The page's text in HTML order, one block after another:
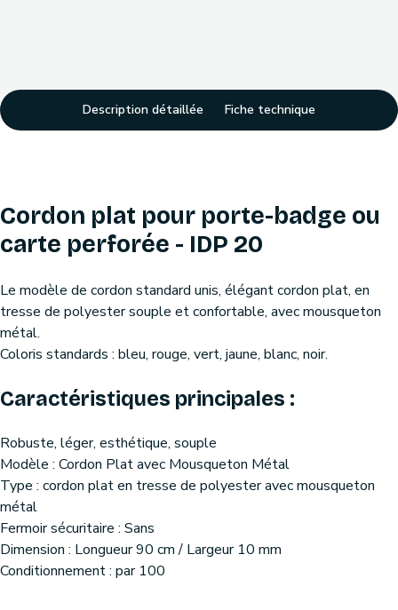
Description détaillée Fiche technique
Cordon plat pour porte-badge ou
carte perforée - IDP 20
Le modèle de cordon standard unis, élégant cordon plat, en
tresse de polyester souple et confortable, avec mousqueton
métal.
Coloris standards : bleu, rouge, vert, jaune, blanc, noir.
Caractéristiques principales :
Robuste, léger, esthétique, souple
Modèle : Cordon Plat avec Mousqueton Métal
Type : cordon plat en tresse de polyester avec mousqueton
métal
Fermoir sécuritaire : Sans
Dimension : Longueur 90 cm / Largeur 10 mm
Conditionnement : par 100